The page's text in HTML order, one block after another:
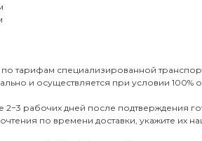
тарифам специализированной
и осуществляется при условии 100%
рабочих дней после подтверждения
по времени доставки, укажите